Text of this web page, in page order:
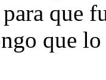
que
que